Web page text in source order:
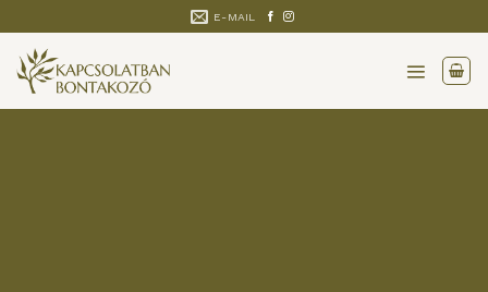
to
content
E-MAIL